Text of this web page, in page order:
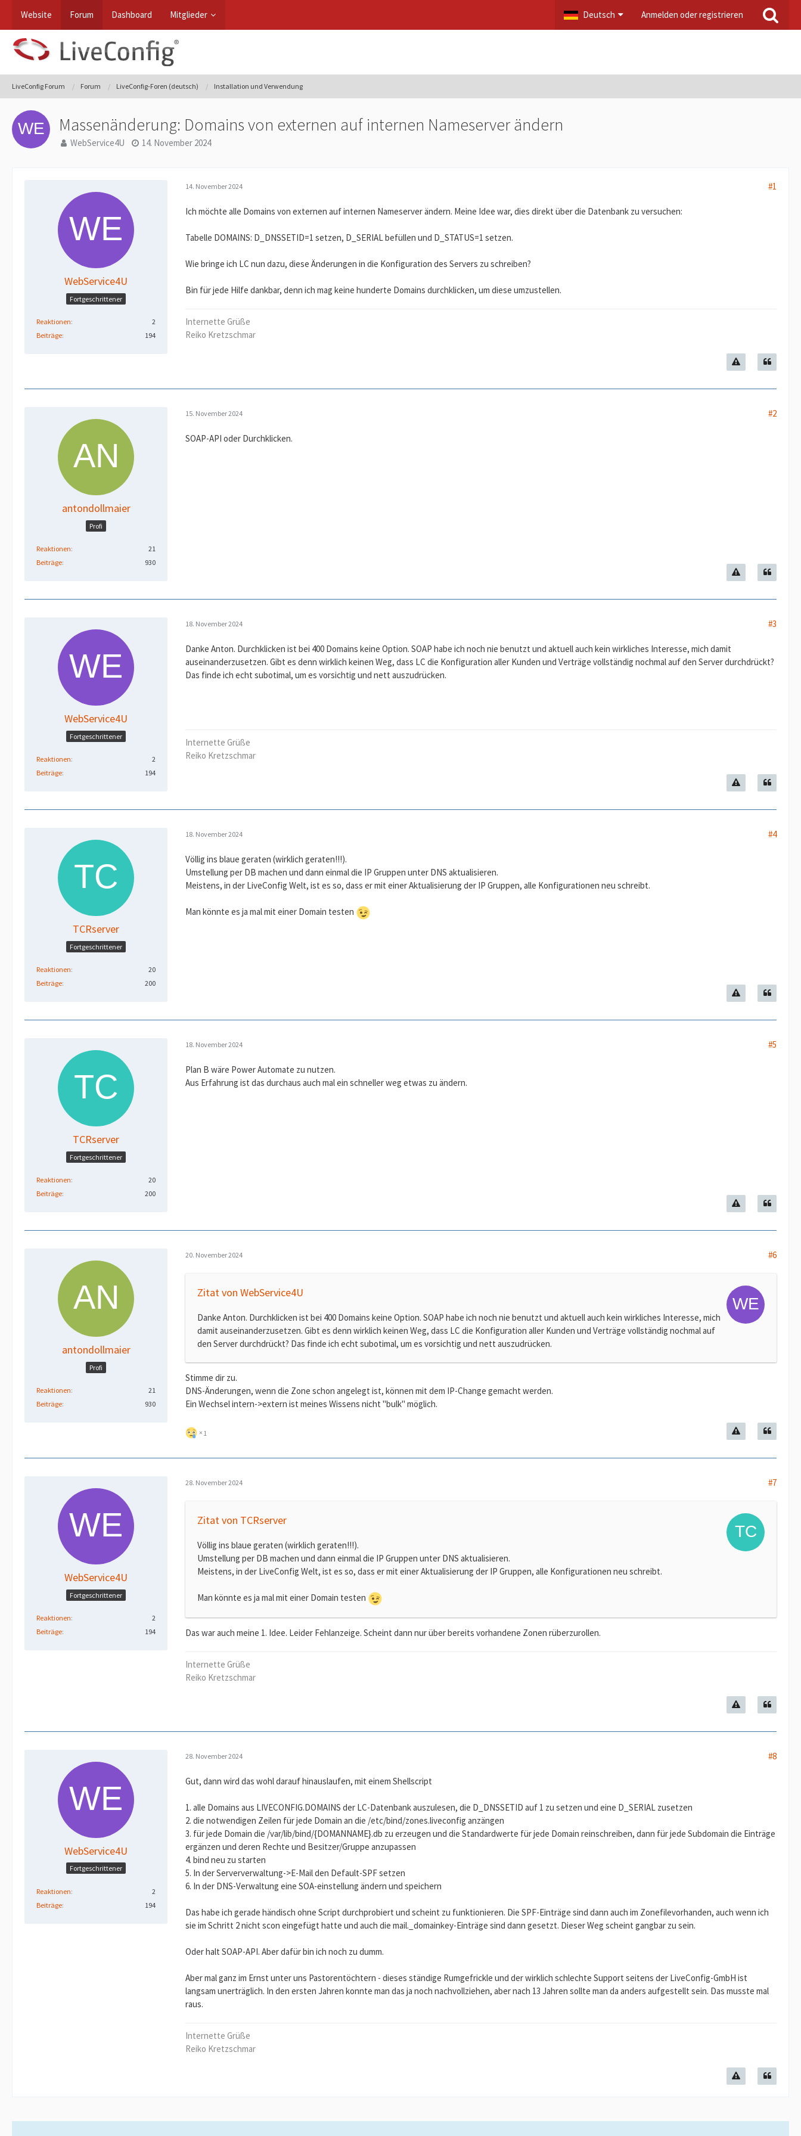
Website Forum Dashboard Mitglieder Deutsch Anmelden oder registrieren
LiveConfig Forum Forum LiveConfig-Foren (deutsch) Installation und Verwendung
Massenänderung: Domains von externen auf internen Nameserver ändern
WebService4U 14. November 2024
WebService4U
Fortgeschrittener
Reaktionen
2
Beiträge
194
14. November 2024 #1
Ich möchte alle Domains von externen auf internen Nameserver ändern. Meine Idee war, dies direkt über die Datenbank zu versuchen:
Tabelle DOMAINS: D_DNSSETID=1 setzen, D_SERIAL befüllen und D_STATUS=1 setzen.
Wie bringe ich LC nun dazu, diese Änderungen in die Konfiguration des Servers zu schreiben?
Bin für jede Hilfe dankbar, denn ich mag keine hunderte Domains durchklicken, um diese umzustellen.
Internette Grüße
Reiko Kretzschmar
antondollmaier
Profi
Reaktionen
21
Beiträge
930
15. November 2024 #2
SOAP-API oder Durchklicken.
WebService4U
Fortgeschrittener
Reaktionen
2
Beiträge
194
18. November 2024 #3
Danke Anton. Durchklicken ist bei 400 Domains keine Option. SOAP habe ich noch nie benutzt und aktuell auch kein wirkliches Interesse, mich damit
auseinanderzusetzen. Gibt es denn wirklich keinen Weg, dass LC die Konfiguration aller Kunden und Verträge vollständig nochmal auf den Server durchdrückt?
Das finde ich echt subotimal, um es vorsichtig und nett auszudrücken.
Internette Grüße
Reiko Kretzschmar
TCRserver
Fortgeschrittener
Reaktionen
20
Beiträge
200
18. November 2024 #4
Völlig ins blaue geraten (wirklich geraten!!!).
Umstellung per DB machen und dann einmal die IP Gruppen unter DNS aktualisieren.
Meistens, in der LiveConfig Welt, ist es so, dass er mit einer Aktualisierung der IP Gruppen, alle Konfigurationen neu schreibt.
Man könnte es ja mal mit einer Domain testen
TCRserver
Fortgeschrittener
Reaktionen
20
Beiträge
200
18. November 2024 #5
Plan B wäre Power Automate zu nutzen.
Aus Erfahrung ist das durchaus auch mal ein schneller weg etwas zu ändern.
antondollmaier
Profi
Reaktionen
21
Beiträge
930
20. November 2024 #6
Zitat von WebService4U
Danke Anton. Durchklicken ist bei 400 Domains keine Option. SOAP habe ich noch nie benutzt und aktuell auch kein wirkliches Interesse, mich
damit auseinanderzusetzen. Gibt es denn wirklich keinen Weg, dass LC die Konfiguration aller Kunden und Verträge vollständig nochmal auf
den Server durchdrückt? Das finde ich echt subotimal, um es vorsichtig und nett auszudrücken.
Stimme dir zu.
DNS-Änderungen, wenn die Zone schon angelegt ist, können mit dem IP-Change gemacht werden.
Ein Wechsel intern->extern ist meines Wissens nicht "bulk" möglich.
1
WebService4U
Fortgeschrittener
Reaktionen
2
Beiträge
194
28. November 2024 #7
Zitat von TCRserver
Völlig ins blaue geraten (wirklich geraten!!!).
Umstellung per DB machen und dann einmal die IP Gruppen unter DNS aktualisieren.
Meistens, in der LiveConfig Welt, ist es so, dass er mit einer Aktualisierung der IP Gruppen, alle Konfigurationen neu schreibt.
Man könnte es ja mal mit einer Domain testen
Das war auch meine 1. Idee. Leider Fehlanzeige. Scheint dann nur über bereits vorhandene Zonen rüberzurollen.
Internette Grüße
Reiko Kretzschmar
WebService4U
Fortgeschrittener
Reaktionen
2
Beiträge
194
28. November 2024 #8
Gut, dann wird das wohl darauf hinauslaufen, mit einem Shellscript
1. alle Domains aus LIVECONFIG.DOMAINS der LC-Datenbank auszulesen, die D_DNSSETID auf 1 zu setzen und eine D_SERIAL zusetzen
2. die notwendigen Zeilen für jede Domain an die /etc/bind/zones.liveconfig anzängen
3. für jede Domain die /var/lib/bind/{DOMANNAME}.db zu erzeugen und die Standardwerte für jede Domain reinschreiben, dann für jede Subdomain die Einträge
ergänzen und deren Rechte und Besitzer/Gruppe anzupassen
4. bind neu zu starten
5. In der Serververwaltung->E-Mail den Default-SPF setzen
6. In der DNS-Verwaltung eine SOA-einstellung ändern und speichern
Das habe ich gerade händisch ohne Script durchprobiert und scheint zu funktionieren. Die SPF-Einträge sind dann auch im Zonefilevorhanden, auch wenn ich
sie im Schritt 2 nicht scon eingefügt hatte und auch die mail._domainkey-Einträge sind dann gesetzt. Dieser Weg scheint gangbar zu sein.
Oder halt SOAP-API. Aber dafür bin ich noch zu dumm.
Aber mal ganz im Ernst unter uns Pastorentöchtern - dieses ständige Rumgefrickle und der wirklich schlechte Support seitens der LiveConfig-GmbH ist
langsam unerträglich. In den ersten Jahren konnte man das ja noch nachvollziehen, aber nach 13 Jahren sollte man da anders aufgestellt sein. Das musste mal
raus.
Internette Grüße
Reiko Kretzschmar